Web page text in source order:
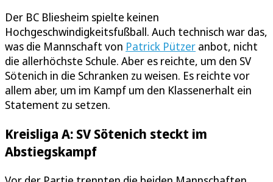
Der BC Bliesheim spielte keinen
Hochgeschwindigkeitsfußball. Auch technisch war das,
was die Mannschaft von Patrick Pützer anbot, nicht
die allerhöchste Schule. Aber es reichte, um den SV
Sötenich in die Schranken zu weisen. Es reichte vor
allem aber, um im Kampf um den Klassenerhalt ein
Statement zu setzen.
Kreisliga A: SV Sötenich steckt im
Abstiegskampf